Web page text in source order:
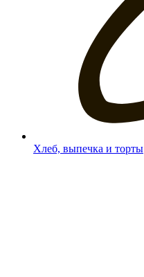
Хлеб, выпечка и торты